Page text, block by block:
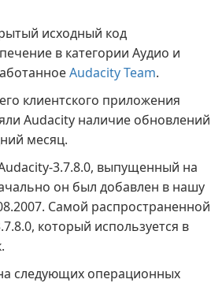
исходный код
в категории Аудио и
Audacity Team.
клиентского приложения
Audacity наличие обновлений
месяц.
3.7.8.0, выпущенный на
он был добавлен в нашу
Самой распространенной
который используется в
следующих операционных